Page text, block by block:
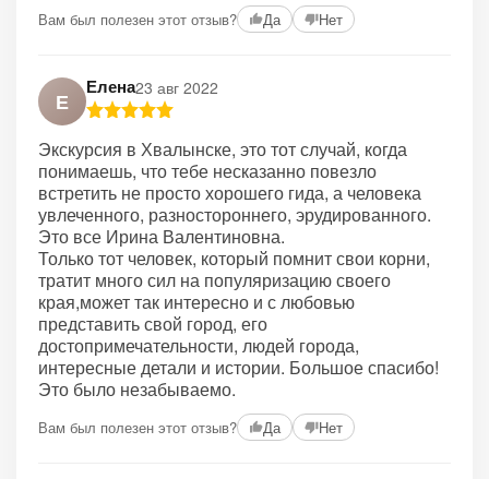
Вам был полезен этот отзыв? Да Нет
Е
Елена23 авг 2022
Экскурсия в Хвалынске, это тот случай, когда
понимаешь, что тебе несказанно повезло
встретить не просто хорошего гида, а человека
увлеченного, разностороннего, эрудированного.
Это все Ирина Валентиновна.
Только тот человек, который помнит свои корни,
тратит много сил на популяризацию своего
края,может так интересно и с любовью
представить свой город, его
достопримечательности, людей города,
интересные детали и истории. Большое спасибо!
Это было незабываемо.
Вам был полезен этот отзыв? Да Нет